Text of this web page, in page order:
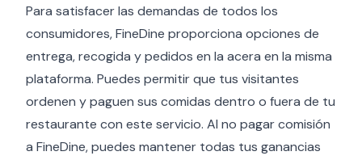
Para satisfacer las demandas de todos los
consumidores, FineDine proporciona opciones de
entrega, recogida y pedidos en la acera en la misma
plataforma. Puedes permitir que tus visitantes
ordenen y paguen sus comidas dentro o fuera de tu
restaurante con este servicio. Al no pagar comisión
a FineDine, puedes mantener todas tus ganancias